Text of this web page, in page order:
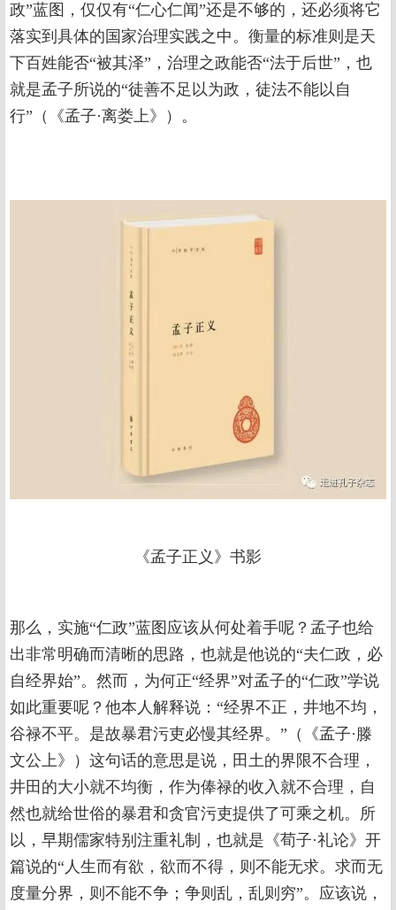
政”蓝图，仅仅有“仁心仁闻”还是不够的，还必须将它
落实到具体的国家治理实践之中。衡量的标准则是天
下百姓能否“被其泽”，治理之政能否“法于后世”，也
就是孟子所说的“徒善不足以为政，徒法不能以自
行”（《孟子·离娄上》）。
《孟子正义》书影
那么，实施“仁政”蓝图应该从何处着手呢？孟子也给
出非常明确而清晰的思路，也就是他说的“夫仁政，必
自经界始”。然而，为何正“经界”对孟子的“仁政”学说
如此重要呢？他本人解释说：“经界不正，井地不均，
谷禄不平。是故暴君污吏必慢其经界。”（《孟子·滕
文公上》）这句话的意思是说，田土的界限不合理，
井田的大小就不均衡，作为俸禄的收入就不合理，自
然也就给世俗的暴君和贪官污吏提供了可乘之机。所
以，早期儒家特别注重礼制，也就是《荀子·礼论》开
篇说的“人生而有欲，欲而不得，则不能无求。求而无
度量分界，则不能不争；争则乱，乱则穷”。应该说，